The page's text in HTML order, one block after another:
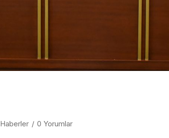
Haberler 0 Yorumlar